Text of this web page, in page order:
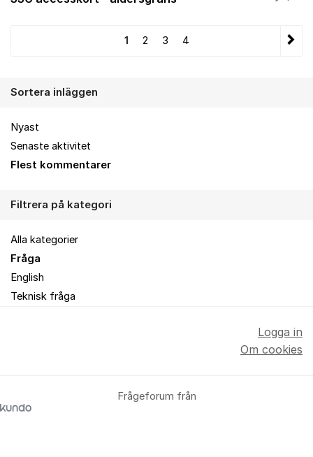
1 2 3 4
Sortera inläggen
Nyast
Senaste aktivitet
Flest kommentarer
Filtrera på kategori
Alla kategorier
Fråga
English
Teknisk fråga
Frågeforum från
Logga in
Om cookies